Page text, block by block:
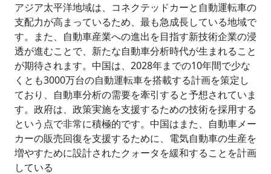
アジア太平洋地域は、コネクテッドカーと自動運転車の
支配力が高まっているため、最も急成長している地域で
す。また、自動車産業への進出を目指す新技術企業の浸
透が進むことで、新たな自動車分析時代が生まれること
が期待されます。中国は、2028年までの10年間で少な
くとも3000万台の自動運転車を搭載する計画を策定し
ており、自動車分析の需要を牽引すると予想されていま
す。政府は、政策実施を支援するための技術を採用する
という点で非常に積極的です。中国はまた、自動車メー
カーの販売回復を支援するために、電気自動車の生産を
増やすために設計されたクォータを緩和することを計画
している